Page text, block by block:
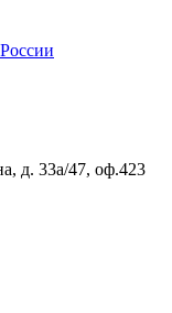
д. 33а/47, оф.423